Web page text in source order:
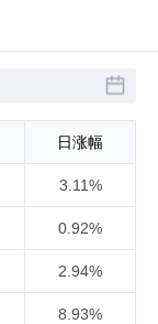
日涨幅
3.11%
0.92%
2.94%
8.93%